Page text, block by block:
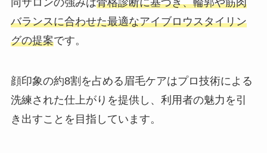
同サロンの強みは骨格診断に基づき、輪郭や筋肉
バランスに合わせた最適なアイブロウスタイリン
グの提案です。
顔印象の約8割を占める眉毛ケアはプロ技術による
洗練された仕上がりを提供し、利用者の魅力を引
き出すことを目指しています。